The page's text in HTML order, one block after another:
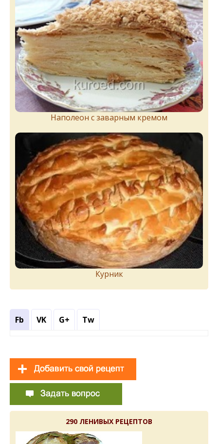
Наполеон с заварным кремом
Курник
Fb VK G+ Tw
290 ЛЕНИВЫХ РЕЦЕПТОВ